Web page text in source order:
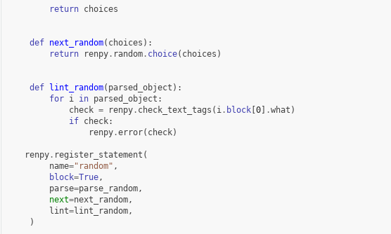
return choices
def next_random( choices ):
return
renpy. random. choice( choices )
def lint_random( parsed_object ):
for i in parsed_object :
check = renpy. check_text_tags ( i. block[0] .what )
if check:
renpy.error( check)
renpy. register_statement (
name="random" ,
block=True,
parse=parse_random,
next=next_random,
lint=lint_random,
)